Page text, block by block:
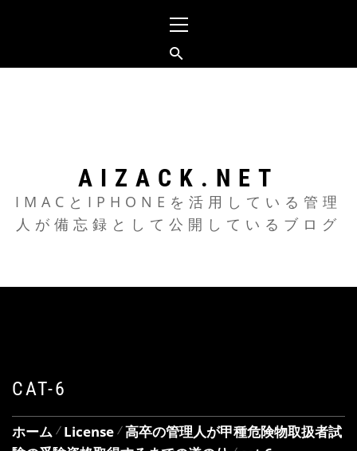
コ
イ
ン
メ
AIZACK.NET
IMACとIPHONEを活用している管理
人が備忘録として公開しているブログ
CAT-6
ホーム License
高卒の管理人が甲種危険物取扱者試